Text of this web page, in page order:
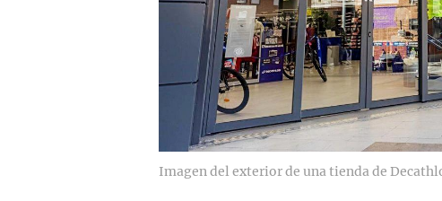
Imagen del exterior de una tienda de